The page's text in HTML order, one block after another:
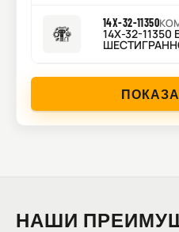
14X-32-11350
14X-32-11350
НАШИ